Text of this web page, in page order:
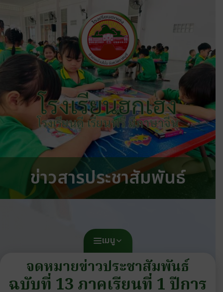
โรงเรียนฮกเฮง
โรงเรียนดี เรียนฟรี มีภาษาจีน
ข่าวสารประชาสัมพันธ์
เมนู
จดหมายข่าวประชาสัมพันธ์
ฉบับที่ 13 ภาคเรียนที่ 1 ปีการ